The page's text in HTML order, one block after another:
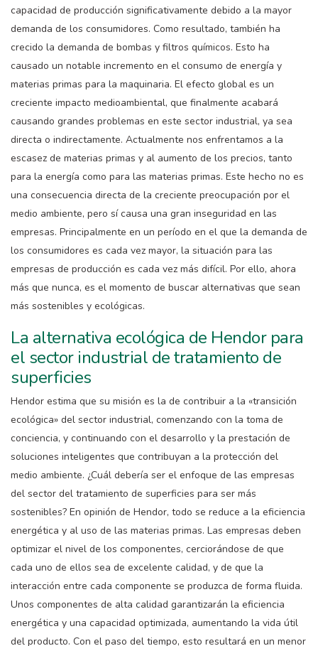
capacidad de producción significativamente debido a la mayor
demanda de los consumidores. Como resultado, también ha
crecido la demanda de bombas y filtros químicos. Esto ha
causado un notable incremento en el consumo de energía y
materias primas para la maquinaria. El efecto global es un
creciente impacto medioambiental, que finalmente acabará
causando grandes problemas en este sector industrial, ya sea
directa o indirectamente. Actualmente nos enfrentamos a la
escasez de materias primas y al aumento de los precios, tanto
para la energía como para las materias primas. Este hecho no es
una consecuencia directa de la creciente preocupación por el
medio ambiente, pero sí causa una gran inseguridad en las
empresas. Principalmente en un período en el que la demanda de
los consumidores es cada vez mayor, la situación para las
empresas de producción es cada vez más difícil. Por ello, ahora
más que nunca, es el momento de buscar alternativas que sean
más sostenibles y ecológicas.
La alternativa ecológica de Hendor para
el sector industrial de tratamiento de
superficies
Hendor estima que su misión es la de contribuir a la «transición
ecológica» del sector industrial, comenzando con la toma de
conciencia, y continuando con el desarrollo y la prestación de
soluciones inteligentes que contribuyan a la protección del
medio ambiente. ¿Cuál debería ser el enfoque de las empresas
del sector del tratamiento de superficies para ser más
sostenibles? En opinión de Hendor, todo se reduce a la eficiencia
energética y al uso de las materias primas. Las empresas deben
optimizar el nivel de los componentes, cerciorándose de que
cada uno de ellos sea de excelente calidad, y de que la
interacción entre cada componente se produzca de forma fluida.
Unos componentes de alta calidad garantizarán la eficiencia
energética y una capacidad optimizada, aumentando la vida útil
del producto. Con el paso del tiempo, esto resultará en un menor